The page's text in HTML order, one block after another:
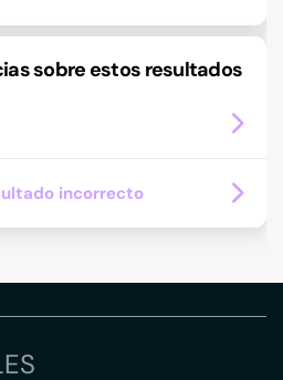
sobre estos resultados
incorrecto